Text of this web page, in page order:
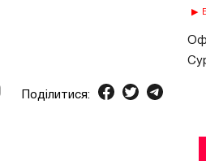
Поділитися: